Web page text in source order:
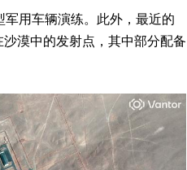
用车辆演练。此外，最近的
漠中的发射点，其中部分配备